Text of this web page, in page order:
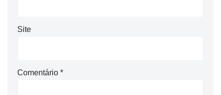
Site
Comentário *